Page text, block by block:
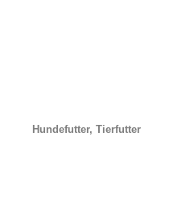
Hundefutter, Tierfutter